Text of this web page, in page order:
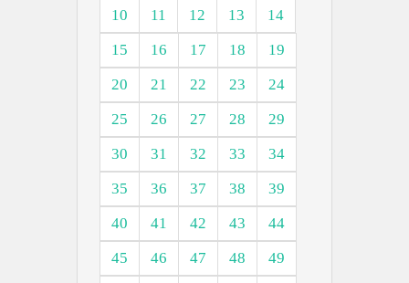
10
11 12 13
14
15
16 17 18
19
20
21 22 23
24
25
26 27 28
29
30
31 32 33
34
35
36 37 38
39
40
41 42 43
44
45
46 47 48
49